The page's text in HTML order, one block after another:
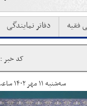
فقیه دفاتر نمایندگی
کد خبر : 65617
سه‌شنبه ۱۱ مهر ۱۴۰۲ ساعت ۱۴:۳۹